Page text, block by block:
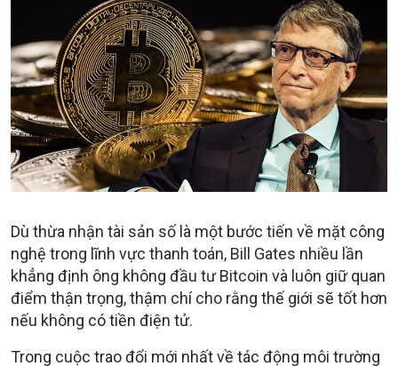
Dù thừa nhận tài sản số là một bước tiến về mặt công
nghệ trong lĩnh vực thanh toán, Bill Gates nhiều lần
khẳng định ông không đầu tư Bitcoin và luôn giữ quan
điểm thận trọng, thậm chí cho rằng thế giới sẽ tốt hơn
nếu không có tiền điện tử.
Trong cuộc trao đổi mới nhất về tác động môi trường